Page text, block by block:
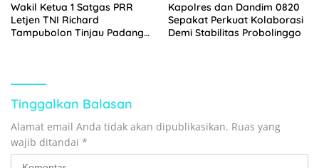
Wakil Ketua 1 Satgas PRR
Letjen TNI Richard
Tampubolon Tinjau Padang
Kapolres dan Dandim 0820
Sepakat Perkuat Kolaborasi
Demi Stabilitas Probolinggo
Tinggalkan Balasan
Alamat email Anda tidak akan dipublikasikan. Ruas yang
wajib ditandai *